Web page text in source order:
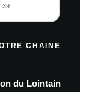
CHAINE
du Lointain